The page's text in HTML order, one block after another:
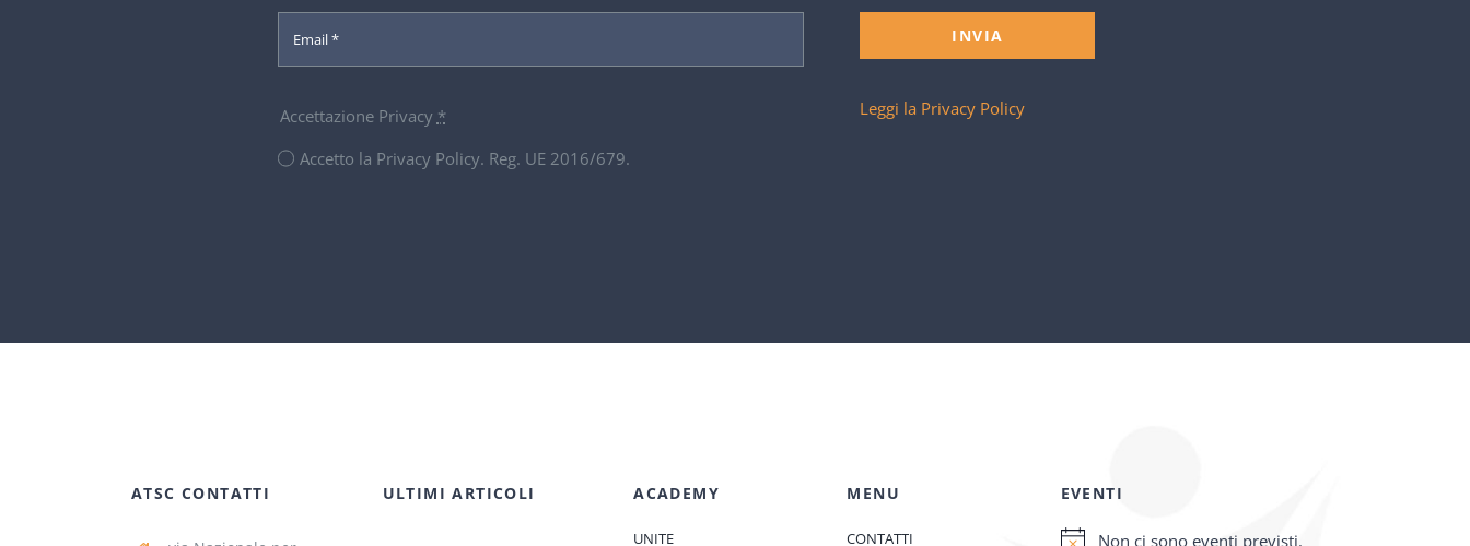
Accettazione Privacy *
Accetto la Privacy Policy. Reg. UE 2016/679.
INVIA
Leggi la Privacy Policy
ATSC CONTATTI ULTIMI ARTICOLI ACADEMY
UNITE
MENU
CONTATTI
EVENTI
Non ci sono eventi previsti.